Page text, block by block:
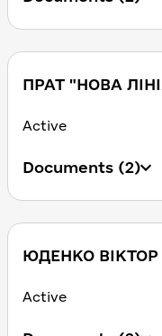
ПРАТ "НОВА
Active
Documents (2)
ЮДЕНКО
Active